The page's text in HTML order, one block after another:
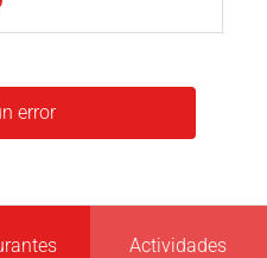
error
Actividades